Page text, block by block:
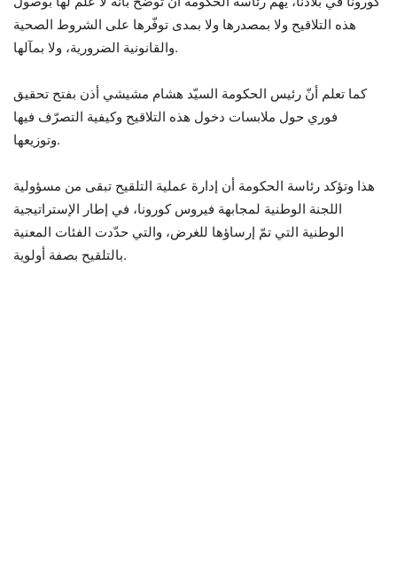
هذه التلاقيح ولا بمصدرها ولا بمدى توفّرها على الشروط الصحية
والقانونية الضرورية، ولا بمآلها.
كما تعلم أنّ رئيس الحكومة السيّد هشام مشيشي أذن بفتح تحقيق
فوري حول ملابسات دخول هذه التلاقيح وكيفية التصرّف فيها
وتوزيعها.
هذا وتؤكد رئاسة الحكومة أن إدارة عملية التلقيح تبقى من مسؤولية
اللجنة الوطنية لمجابهة فيروس كورونا، في إطار الإستراتيجية
الوطنية التي تمّ إرساؤها للغرض، والتي حدّدت الفئات المعنية
بالتلقيح بصفة أولوية.